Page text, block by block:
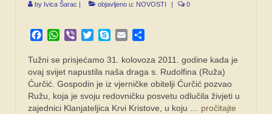
by Ivica Šarac | objavljeno u: NOVOSTI | 0
Facebook
WhatsApp
Viber TwitterSkypeEmail
Tužni se prisjećamo 31. kolovoza 2011. godine kada je
ovaj svijet napustila naša draga s. Rudolfina (Ruža)
Ćurčić. Gospodin je iz vjerničke obitelji Ćurčić pozvao
Ružu, koja je svoju redovničku posvetu odlučila živjeti u
zajednici Klanjateljica Krvi Kristove, u koju … pročitajte